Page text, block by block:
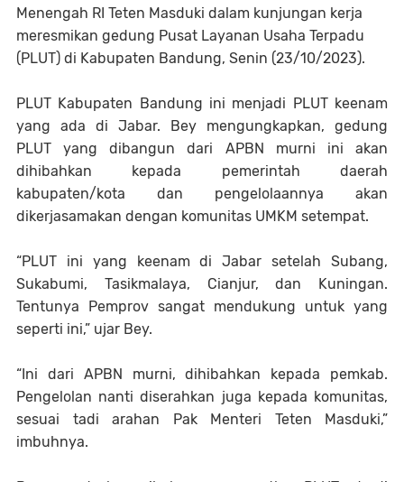
Menengah RI Teten Masduki dalam kunjungan kerja
meresmikan gedung Pusat Layanan Usaha Terpadu
(PLUT) di Kabupaten Bandung, Senin (23/10/2023).
PLUT Kabupaten Bandung ini menjadi PLUT keenam
yang ada di Jabar. Bey mengungkapkan, gedung
PLUT yang dibangun dari APBN murni ini akan
dihibahkan kepada pemerintah daerah
kabupaten/kota dan pengelolaannya akan
dikerjasamakan dengan komunitas UMKM setempat.
“PLUT ini yang keenam di Jabar setelah Subang,
Sukabumi, Tasikmalaya, Cianjur, dan Kuningan.
Tentunya Pemprov sangat mendukung untuk yang
seperti ini,” ujar Bey.
“Ini dari APBN murni, dihibahkan kepada pemkab.
Pengelolan nanti diserahkan juga kepada komunitas,
sesuai tadi arahan Pak Menteri Teten Masduki,”
imbuhnya.